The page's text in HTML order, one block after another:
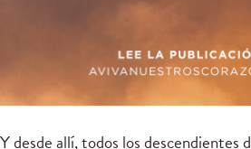
Y desde allí, todos los descendientes